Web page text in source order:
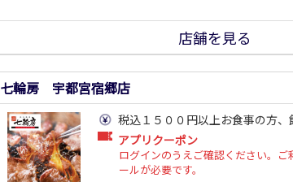
店舗を見る
七輪房 宇都宮宿郷店
税込１５００円以上お食事の方、
アプリクーポン
ログインのうえご確認ください。
ールが必要です。